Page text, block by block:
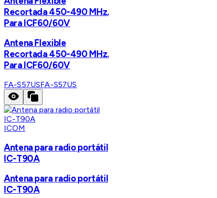
Recortada 450-490 MHz.
Para ICF60/60V
Antena Flexible
Recortada 450-490 MHz.
Para ICF60/60V
FA-S57USFA-S57US
ICOM
Antena para radio portátil
IC-T90A
Antena para radio portátil
IC-T90A